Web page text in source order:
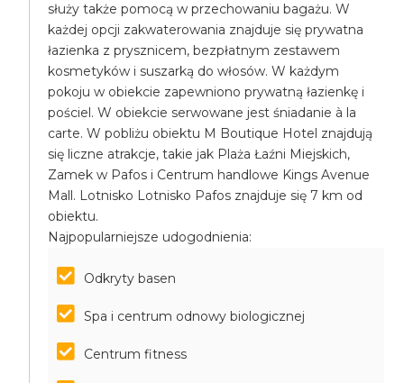
służy także pomocą w przechowaniu bagażu. W
każdej opcji zakwaterowania znajduje się prywatna
łazienka z prysznicem, bezpłatnym zestawem
kosmetyków i suszarką do włosów. W każdym
pokoju w obiekcie zapewniono prywatną łazienkę i
pościel. W obiekcie serwowane jest śniadanie à la
carte. W pobliżu obiektu M Boutique Hotel znajdują
się liczne atrakcje, takie jak Plaża Łaźni Miejskich,
Zamek w Pafos i Centrum handlowe Kings Avenue
Mall. Lotnisko Lotnisko Pafos znajduje się 7 km od
obiektu.
Najpopularniejsze udogodnienia:
Odkryty basen
Spa i centrum odnowy biologicznej
Centrum fitness